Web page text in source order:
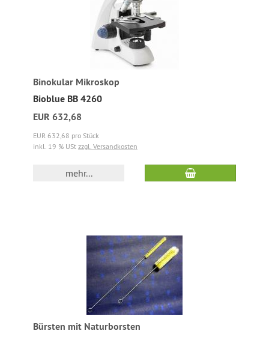
Binokular Mikroskop
Bioblue BB 4260
EUR 632,68
EUR 632,68 pro Stück
inkl. 19 % USt zzgl. Versandkosten
mehr...
Bürsten mit Naturborsten